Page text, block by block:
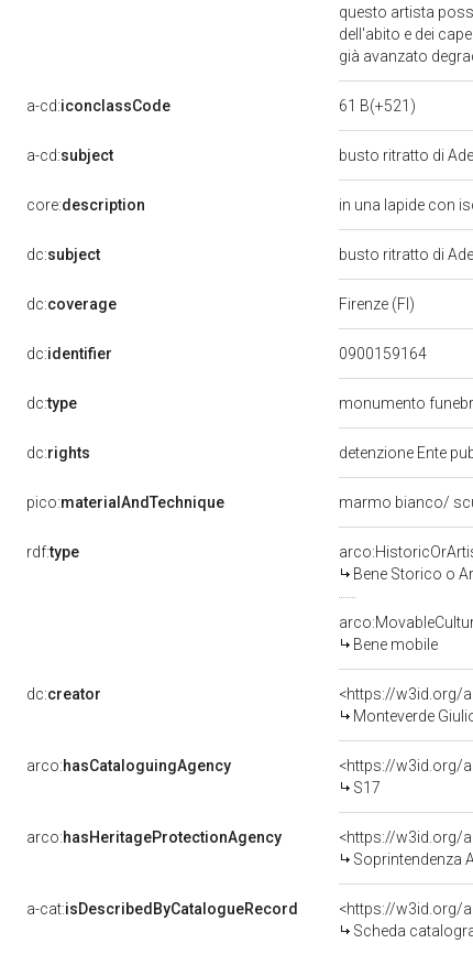
questo artista
dell'abito e dei
già avanzato
a-cd:iconclassCode 61 B(+521)
a-cd:subject busto ritratto di
core:description in una lapide con
dc:subject busto ritratto di
dc:coverage Firenze (FI)
dc:identifier 0900159164
dc:type monumento
dc:rights detenzione Ente
pico:materialAndTechnique marmo bianco/
rdf:type
Bene Storico o
Bene mobile
dc:creator
<https://w3id.org/
Monteverde
arco:hasCataloguingAgency
<https://w3id.org/
S17
arco:hasHeritageProtectionAgency
<https://w3id.org/
Soprintendenza
a-cat:isDescribedByCatalogueRecord
<https://w3id.org/
Scheda